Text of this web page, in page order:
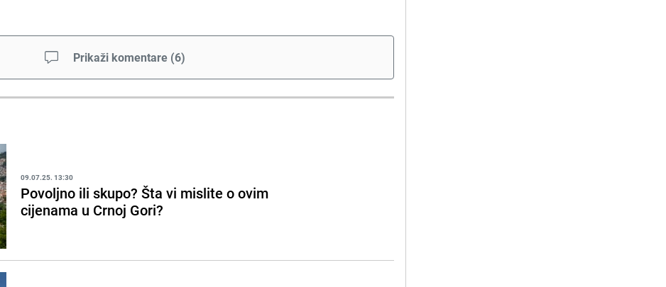
Prikaži komentare (6)
09.07.25. 13:30
Povoljno ili skupo? Šta vi mislite o ovim
cijenama u Crnoj Gori?